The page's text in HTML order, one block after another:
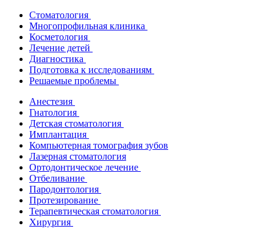
Стоматология
Многопрофильная клиника
Косметология
Лечение детей
Диагностика
Подготовка к исследованиям
Решаемые проблемы
Анестезия
Гнатология
Детская стоматология
Имплантация
Компьютерная томография зубов
Лазерная стоматология
Ортодонтическое лечение
Отбеливание
Пародонтология
Протезирование
Терапевтическая стоматология
Хирургия